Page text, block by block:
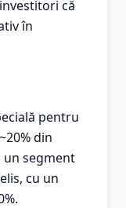
că
în
pentru
din
un segment
cu un